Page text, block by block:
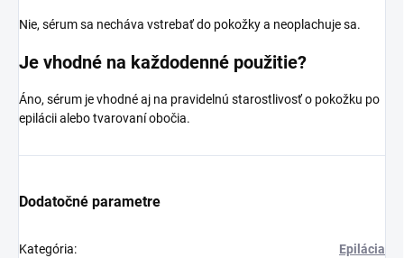
Nie, sérum sa necháva vstrebať do pokožky a neoplachuje sa.
Je vhodné na každodenné použitie?
Áno, sérum je vhodné aj na pravidelnú starostlivosť o pokožku po
epilácii alebo tvarovaní obočia.
Dodatočné parametre
Kategória: Epilácia